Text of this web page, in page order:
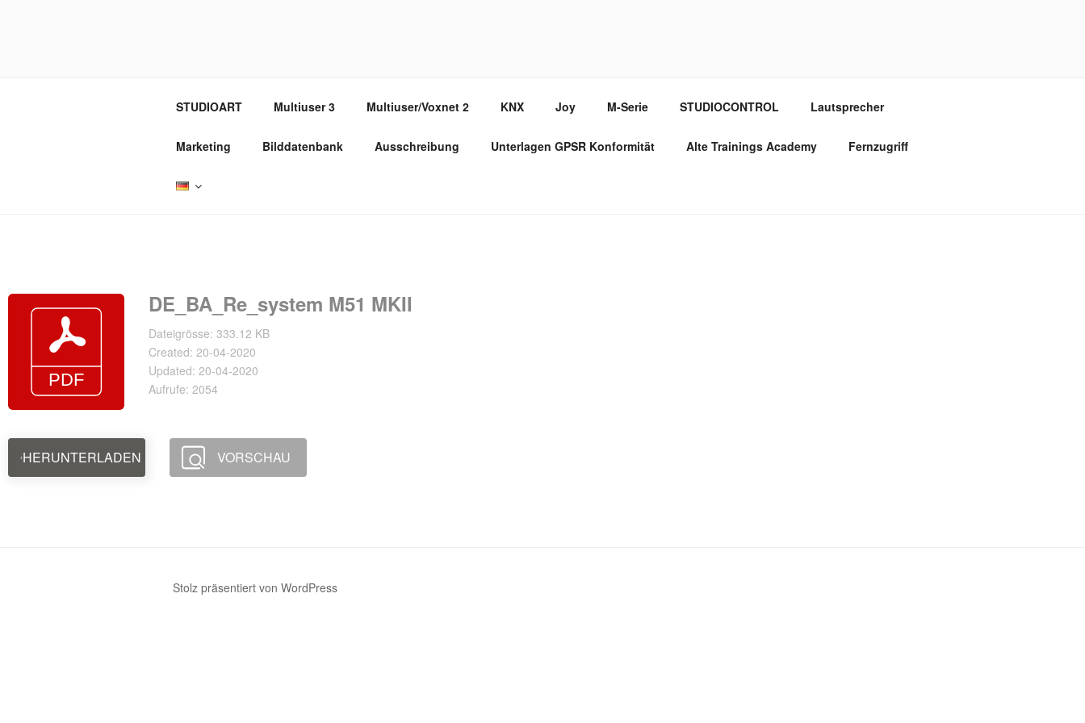
STUDIOART Multiuser 3 Multiuser/Voxnet 2 KNX Joy M-Serie STUDIOCONTROL Lautsprecher
Marketing Bilddatenbank Ausschreibung Unterlagen GPSR Konformität Alte Trainings Academy Fernzugriff
DE_BA_Re_system M51 MKII
Dateigrösse: 333.12 KB
Created: 20-04-2020
Updated: 20-04-2020
Aufrufe: 2054
HERUNTERLADEN VORSCHAU
Stolz präsentiert von WordPress